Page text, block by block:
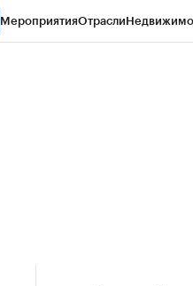
МероприятияОтрасли